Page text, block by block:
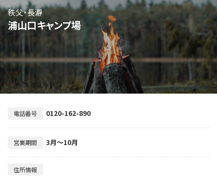
浦山口キャンプ場
秩父・長瀞
電話番号 0120-162-890
営業期間 3月～10月
住所情報